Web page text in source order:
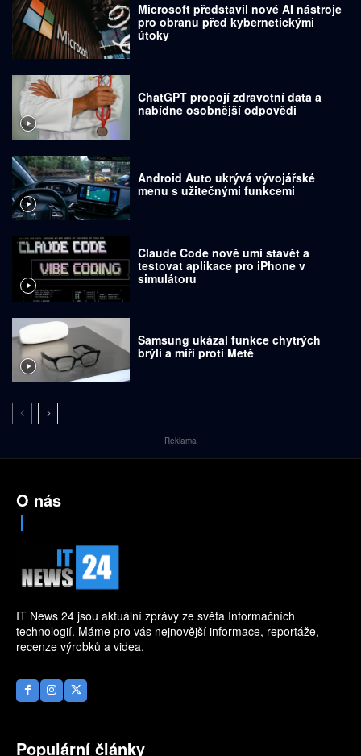
Microsoft představil nové AI nástroje
pro obranu před kybernetickými
útoky
ChatGPT propojí zdravotní data a
nabídne osobnější odpovědi
Android Auto ukrývá vývojářské
menu s užitečnými funkcemi
Claude Code nově umí stavět a
testovat aplikace pro iPhone v
simulátoru
Samsung ukázal funkce chytrých
brýlí a míří proti Metě
Reklama
O nás
IT News 24 jsou aktuální zprávy ze světa Informačních
technologií. Máme pro vás nejnovější informace, reportáže,
recenze výrobků a videa.
Populární články